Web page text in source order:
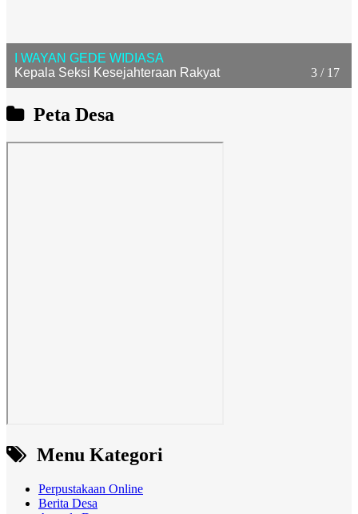
3 / 17
I WAYAN GEDE WIDIASA
Kepala Seksi Kesejahteraan Rakyat
Peta Desa
Menu Kategori
Perpustakaan Online
Berita Desa